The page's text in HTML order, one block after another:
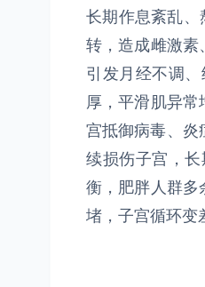
长期作息紊乱、
转，造成雌激素
引发月经不调
厚，平滑肌异
宫抵御病毒、炎
续损伤子宫，
衡，肥胖人群多
堵，子宫循环变